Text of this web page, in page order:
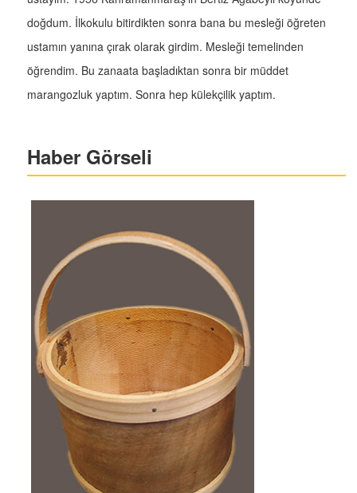
doğdum. İlkokulu bitirdikten sonra bana bu mesleği öğreten
ustamın yanına çırak olarak girdim. Mesleği temelinden
öğrendim. Bu zanaata başladıktan sonra bir müddet
marangozluk yaptım. Sonra hep külekçilik yaptım.
Haber Görseli